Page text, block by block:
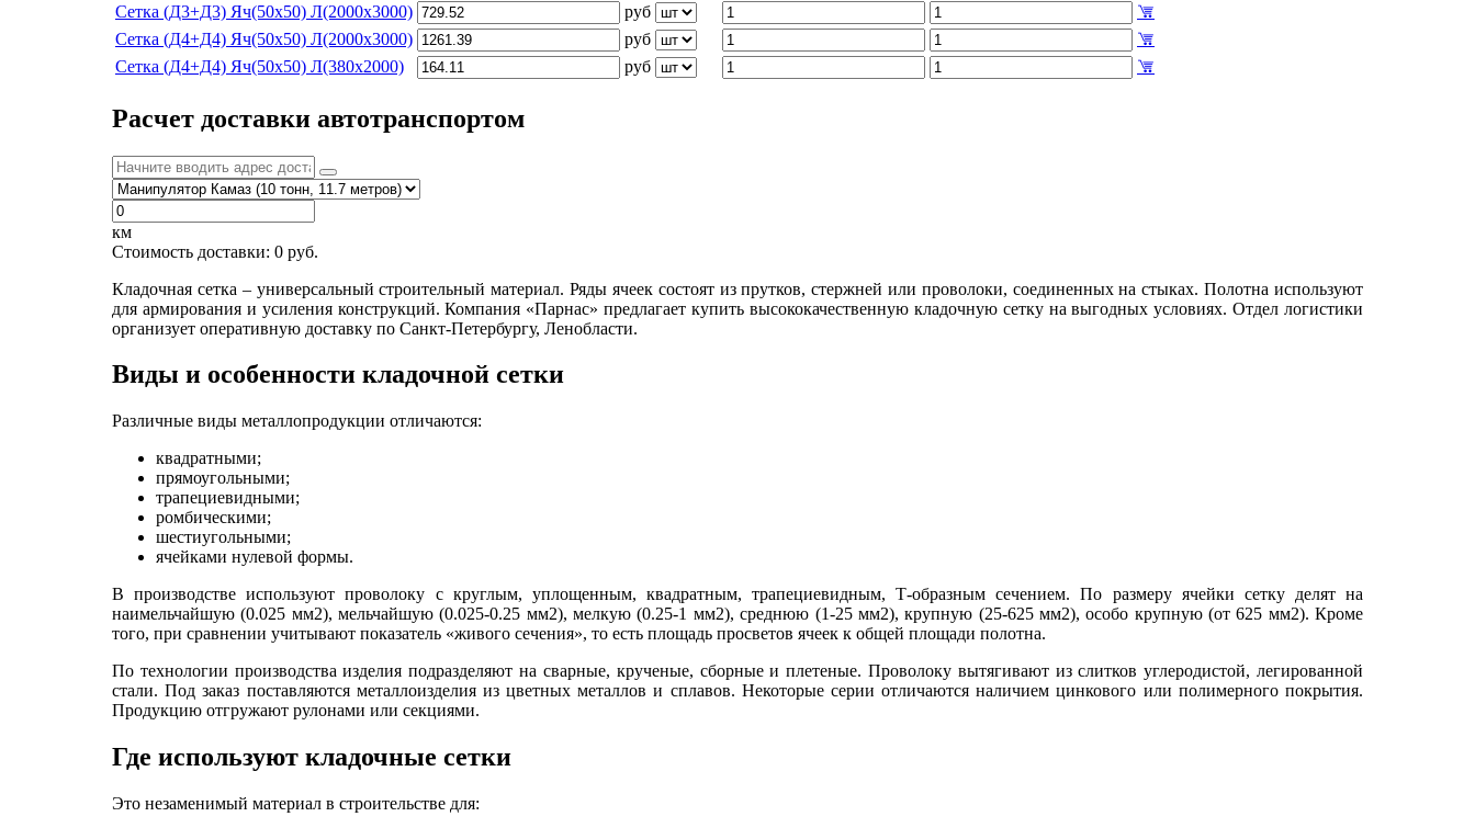
Сетка (Д3+Д3) Яч(50х50) Л(2000х3000)
руб
Сетка (Д4+Д4) Яч(50х50) Л(2000х3000)
руб
Сетка (Д4+Д4) Яч(50х50) Л(380х2000)
руб
Расчет доставки автотранспортом
км
Стоимость доставки: 0 руб.
Кладочная сетка – универсальный строительный материал. Ряды ячеек состоят из прутков, стержней или проволоки, соединенных на стыках. Полотна используют
для армирования и усиления конструкций. Компания «Парнас» предлагает купить высококачественную кладочную сетку на выгодных условиях. Отдел логистики
организует оперативную доставку по Санкт-Петербургу, Ленобласти.
Виды и особенности кладочной сетки
Различные виды металлопродукции отличаются:
квадратными;
прямоугольными;
трапециевидными;
ромбическими;
шестиугольными;
ячейками нулевой формы.
В производстве используют проволоку с круглым, уплощенным, квадратным, трапециевидным, Т-образным сечением. По размеру ячейки сетку делят на
наимельчайшую (0.025 мм2), мельчайшую (0.025-0.25 мм2), мелкую (0.25-1 мм2), среднюю (1-25 мм2), крупную (25-625 мм2), особо крупную (от 625 мм2). Кроме
того, при сравнении учитывают показатель «живого сечения», то есть площадь просветов ячеек к общей площади полотна.
По технологии производства изделия подразделяют на сварные, крученые, сборные и плетеные. Проволоку вытягивают из слитков углеродистой, легированной
стали. Под заказ поставляются металлоизделия из цветных металлов и сплавов. Некоторые серии отличаются наличием цинкового или полимерного покрытия.
Продукцию отгружают рулонами или секциями.
Где используют кладочные сетки
Это незаменимый материал в строительстве для: